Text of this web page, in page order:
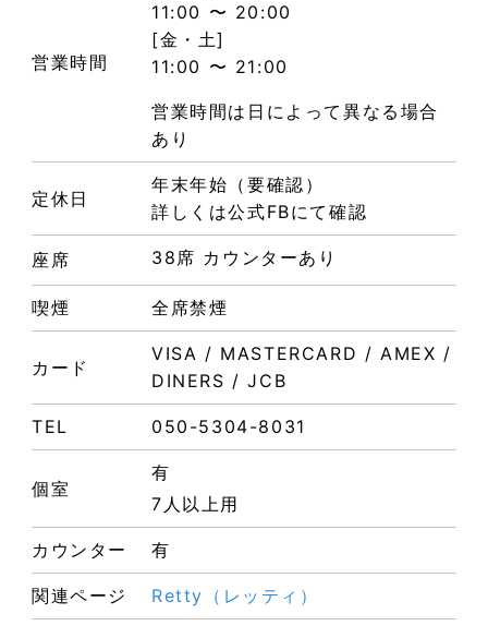
営業時間
11:00 〜 20:00
[金・土]
11:00 〜 21:00
営業時間は日によって異なる場合
あり
定休日
年末年始（要確認）
詳しくは公式FBにて確認
座席 38席 カウンターあり
喫煙 全席禁煙
カード
VISA / MASTERCARD / AMEX /
DINERS / JCB
TEL 050-5304-8031
個室
有
7人以上用
カウンター 有
関連ページ Retty（レッティ）